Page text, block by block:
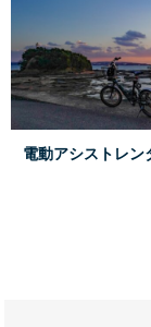
ー
シ
ョ
ン
電動アシストレン